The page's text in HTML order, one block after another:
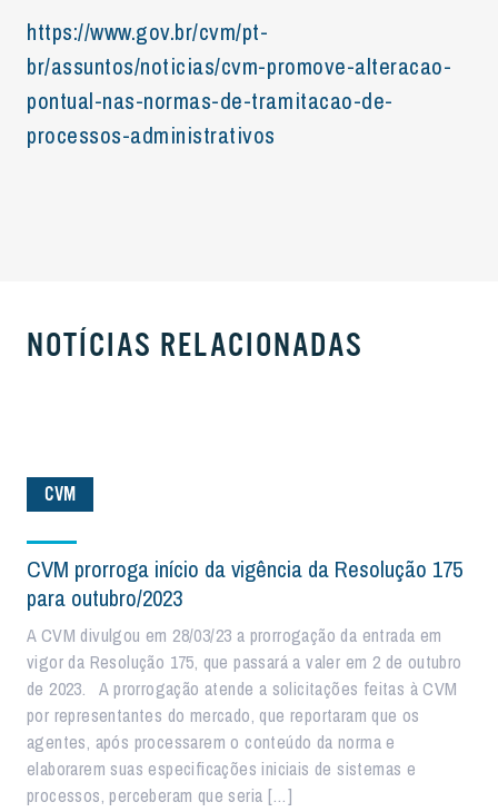
https://www.gov.br/cvm/pt-
br/assuntos/noticias/cvm-promove-alteracao-
pontual-nas-normas-de-tramitacao-de-
processos-administrativos
NOTÍCIAS RELACIONADAS
CVM
CVM prorroga início da vigência da Resolução 175
para outubro/2023
A CVM divulgou em 28/03/23 a prorrogação da entrada em
vigor da Resolução 175, que passará a valer em 2 de outubro
de 2023. A prorrogação atende a solicitações feitas à CVM
por representantes do mercado, que reportaram que os
agentes, após processarem o conteúdo da norma e
elaborarem suas especificações iniciais de sistemas e
processos, perceberam que seria […]